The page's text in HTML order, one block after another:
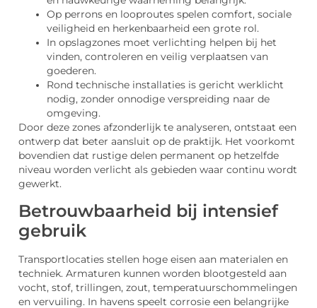
Op perrons en looproutes spelen comfort, sociale
veiligheid en herkenbaarheid een grote rol.
In opslagzones moet verlichting helpen bij het
vinden, controleren en veilig verplaatsen van
goederen.
Rond technische installaties is gericht werklicht
nodig, zonder onnodige verspreiding naar de
omgeving.
Door deze zones afzonderlijk te analyseren, ontstaat een
ontwerp dat beter aansluit op de praktijk. Het voorkomt
bovendien dat rustige delen permanent op hetzelfde
niveau worden verlicht als gebieden waar continu wordt
gewerkt.
Betrouwbaarheid bij intensief
gebruik
Transportlocaties stellen hoge eisen aan materialen en
techniek. Armaturen kunnen worden blootgesteld aan
vocht, stof, trillingen, zout, temperatuurschommelingen
en vervuiling. In havens speelt corrosie een belangrijke